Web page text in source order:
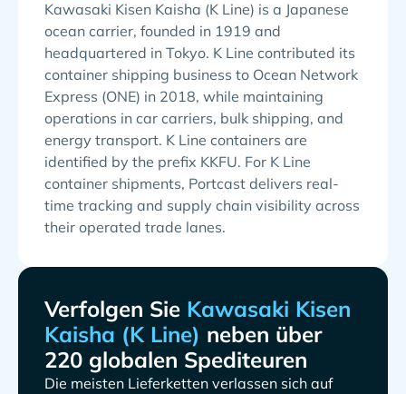
Kawasaki Kisen Kaisha (K Line) is a Japanese
ocean carrier, founded in 1919 and
headquartered in Tokyo. K Line contributed its
container shipping business to Ocean Network
Express (ONE) in 2018, while maintaining
operations in car carriers, bulk shipping, and
energy transport. K Line containers are
identified by the prefix KKFU. For K Line
container shipments, Portcast delivers real-
time tracking and supply chain visibility across
their operated trade lanes.
Verfolgen Sie
neben über
220 globalen Spediteuren
Die meisten Lieferketten verlassen sich auf